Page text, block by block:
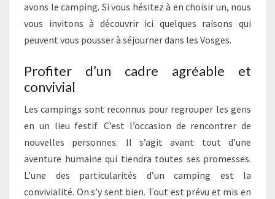
avons le camping. Si vous hésitez à en choisir un, nous
vous invitons à découvrir ici quelques raisons qui
peuvent vous pousser à séjourner dans les Vosges.
Profiter d’un cadre agréable et
convivial
Les campings sont reconnus pour regrouper les gens
en un lieu festif. C’est l’occasion de rencontrer de
nouvelles personnes. Il s’agit avant tout d’une
aventure humaine qui tiendra toutes ses promesses.
L’une des particularités d’un camping est la
convivialité. On s’y sent bien. Tout est prévu et mis en